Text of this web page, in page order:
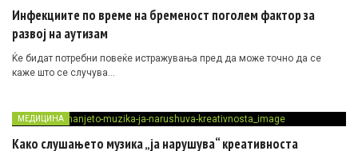
Инфекциите по време на бременост поголем фактор за
развој на аутизам
Ќе бидат потребни повеќе истражувања пред да може точно да се
каже што се случува…
МЕДИЦИНА
Како слушањето музика „ја нарушува“ креативноста